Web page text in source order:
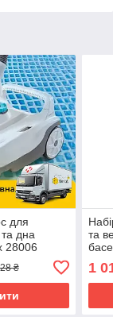
для
дна
28006
₴
та
1